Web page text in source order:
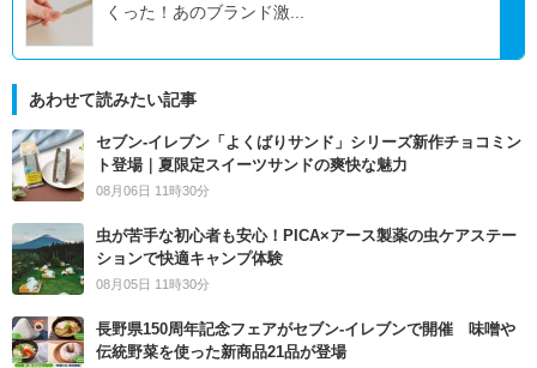
くった！あのブランド激...
あわせて読みたい記事
セブン‐イレブン「よくばりサンド」シリーズ新作チョコミン
ト登場｜夏限定スイーツサンドの爽快な魅力
08月06日 11時30分
虫が苦手な初心者も安心！PICA×アース製薬の虫ケアステー
ションで快適キャンプ体験
08月05日 11時30分
長野県150周年記念フェアがセブン-イレブンで開催 味噌や
伝統野菜を使った新商品21品が登場